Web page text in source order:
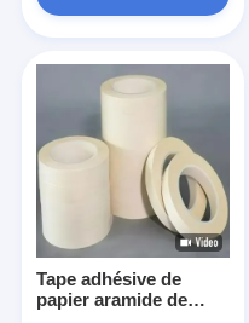
Tape adhésive de
papier aramide de